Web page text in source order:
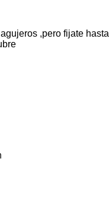
,pero fijate hasta